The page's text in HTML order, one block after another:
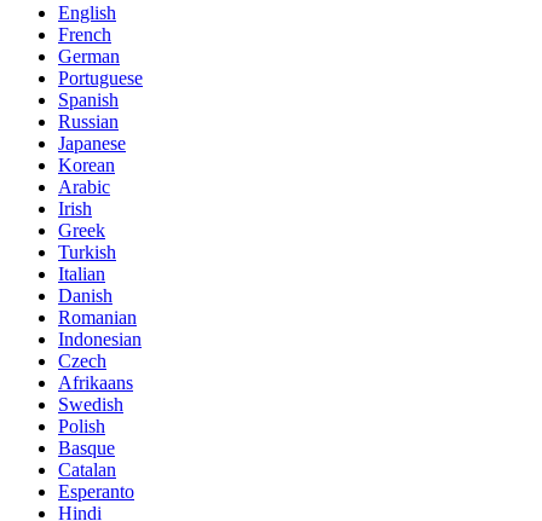
English
French
German
Portuguese
Spanish
Russian
Japanese
Korean
Arabic
Irish
Greek
Turkish
Italian
Danish
Romanian
Indonesian
Czech
Afrikaans
Swedish
Polish
Basque
Catalan
Esperanto
Hindi